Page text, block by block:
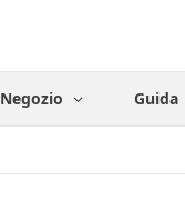
Negozio Guida